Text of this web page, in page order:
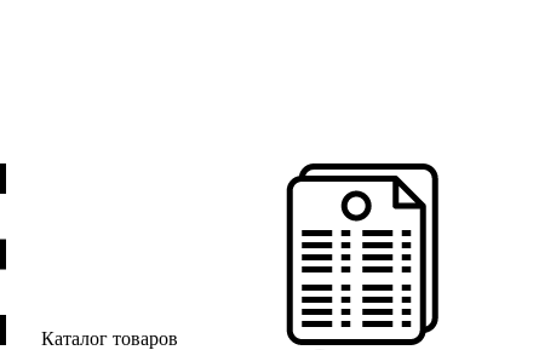
Каталог товаров